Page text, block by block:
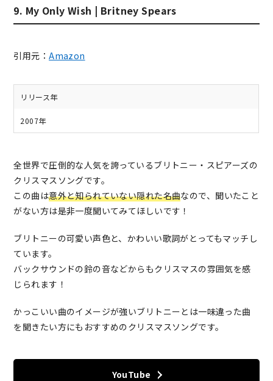
9. My Only Wish | Britney Spears
引用元：Amazon
リリース年
2007年
全世界で圧倒的な人気を誇っているブリトニー・スピアーズの
クリスマスソングです。
この曲は意外と知られていない隠れた名曲なので、聞いたこと
がない方は是非一度聞いてみてほしいです！
ブリトニーの可愛い声色と、かわいい歌詞がとってもマッチし
ています。
バックサウンドの鈴の音などからもクリスマスの雰囲気を感
じられます！
かっこいい曲のイメージが強いブリトニーとは一味違った曲
を聞きたい方にもおすすめのクリスマスソングです。
YouTube